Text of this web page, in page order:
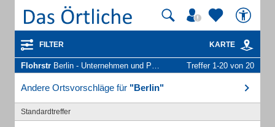
FILTER KARTE
Flohrstr Berlin - Unternehmen und Personen Treffer 1-20 von 20
Andere Ortsvorschläge für "Berlin"
Standardtreffer